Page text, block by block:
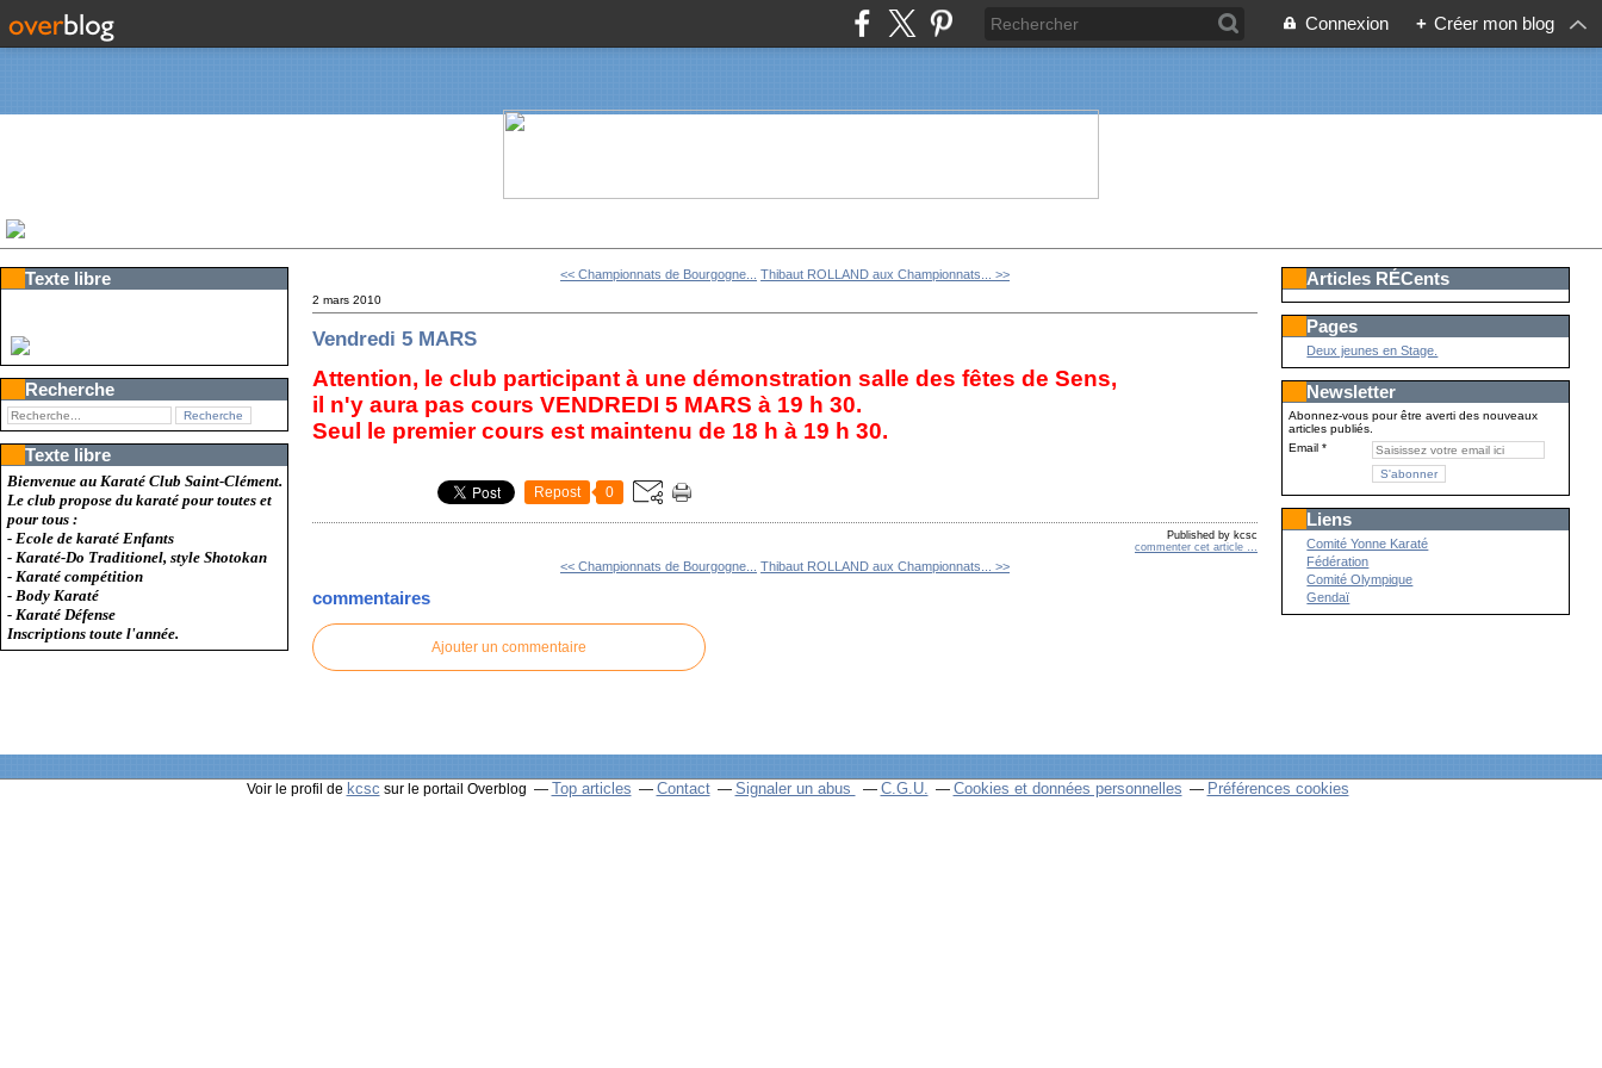
Connexion + Créer mon blog
Texte libre
Recherche
Texte libre
Bienvenue au Karaté Club Saint-Clément.
Le club propose du karaté pour toutes et
pour tous :
- Ecole de karaté Enfants
- Karaté-Do Traditionel, style Shotokan
- Karaté compétition
- Body Karaté
- Karaté Défense
Inscriptions toute l'année.
<< Championnats de Bourgogne... Thibaut ROLLAND aux Championnats... >>
2 mars 2010
Vendredi 5 MARS
Attention, le club participant à une démonstration salle des fêtes de Sens,
il n'y aura pas cours VENDREDI 5 MARS à 19 h 30.
Seul le premier cours est maintenu de 18 h à 19 h 30.
Repost 0
Published by kcsc
commenter cet article
<< Championnats de Bourgogne... Thibaut ROLLAND aux Championnats... >>
commentaires
Ajouter un commentaire
Articles RÉCents
Pages
Deux jeunes en Stage.
Newsletter
Abonnez-vous pour être averti des nouveaux
articles publiés.
Email
Liens
Comité Yonne Karaté
Fédération
Comité Olympique
Gendaï
Voir le profil de kcsc sur le portail Overblog Top articles Contact Signaler un abus C.G.U. Cookies et données personnelles Préférences cookies